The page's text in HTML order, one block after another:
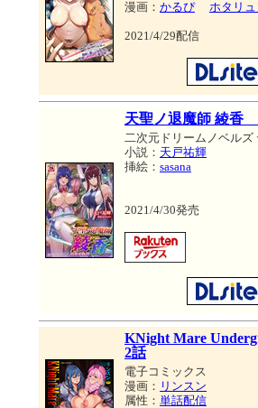
漫画： かるぴ ホタリ
2021/4/29配信
天聖ノ退魔師 綾香
二次元ドリームノベルズ
小説： 天戸祐輝
挿絵： sasana
2021/4/30発売
KNight Mare
2話
電子コミックス
漫画： リンスン
属性： 単話配信